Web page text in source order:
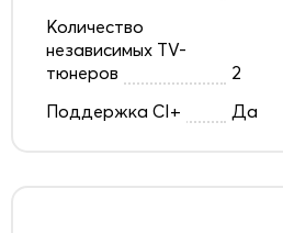
Количество
независимых TV-
тюнеров
2
Поддержка CI+
Да